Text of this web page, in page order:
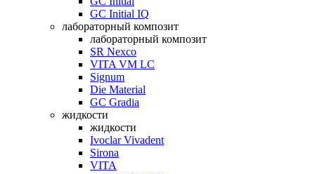
GC Initial IQ
лабораторный композит
лабораторный композит
SR Nexco
VITA VM LC
Signum
Die Material
GC Gradia
жидкости
жидкости
Ivoclar Vivadent
Sirona
VITA